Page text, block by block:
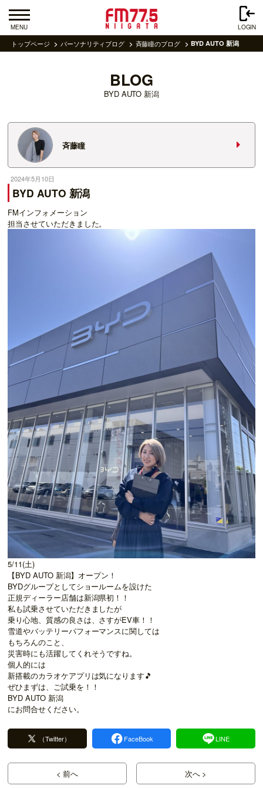
MENU LOGIN
トップページ パーソナリティブログ 斉藤瞳のブログ BYD AUTO 新潟
BLOG
BYD AUTO 新潟
斉藤瞳
2024年5月10日
BYD AUTO 新潟
FMインフォメーション
担当させていただきました。
5/11(土)
【BYD AUTO 新潟】オープン！
BYDグループとしてショールームを設けた
正規ディーラー店舗は新潟県初！！
私も試乗させていただきましたが
乗り心地、質感の良さは、さすがEV車！！
雪道やバッテリーパフォーマンスに関しては
もちろんのこと、
災害時にも活躍してくれそうですね。
個人的には
新搭載のカラオケアプリは気になります🎵
ぜひまずは、ご試乗を！！
BYD AUTO 新潟
にお問合せください。
（Twitter） FaceBook LINE
< 前へ 次へ >